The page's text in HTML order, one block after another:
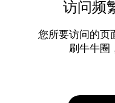
访问频
您所要访问的页
刷牛牛圈